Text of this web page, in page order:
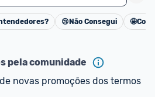
é o mesmo indicado na
, ou de um vendedor Oficial
pode contar ajuda da
dúvidas ou acionar os
Cancelar
😢 Não Consegui 🤩
pela comunidade
novas promoções dos termos